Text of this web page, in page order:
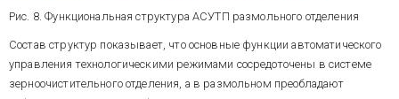
проекта – всего с
использованием SCADA-
коллективами, руководимыми
Рис. 8. Функциональная структура АСУТП размольного отделения
Состав структур показывает, что основные функции автоматического
управления технологическими режимами сосредоточены в системе
зерноочистительного отделения, а в размольном преобладают